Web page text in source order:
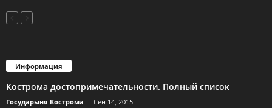
Информация
Кострома достопримечательности. Полный список
Государыня Кострома - Сен 14, 2015